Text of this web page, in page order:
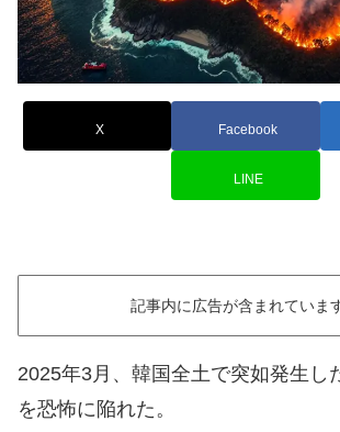
X Facebook
LINE
記事内に広告が含まれていま
2025年3月、韓国全土で突如発生し
を恐怖に陥れた。